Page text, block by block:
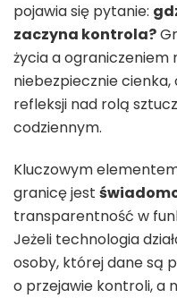
pojawia się pytanie:
zaczyna kontrola?
życia a ograniczeniem
niebezpiecznie
refleksji nad rolą
codziennym.
Kluczowym
granicę jest
transparentność w
Jeżeli technologia
osoby, której dane są
o przejawie kontroli, a